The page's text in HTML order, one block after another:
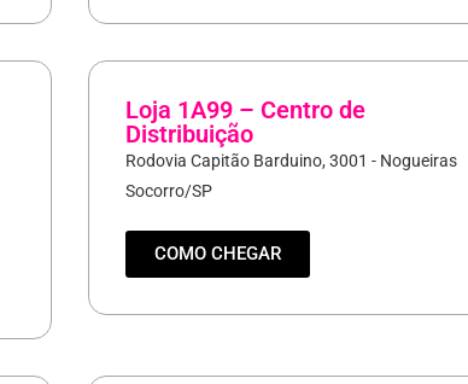
Loja 1A99 – Centro de
Distribuição
Rodovia Capitão Barduino, 3001 - Nogueiras
Socorro/SP
COMO CHEGAR